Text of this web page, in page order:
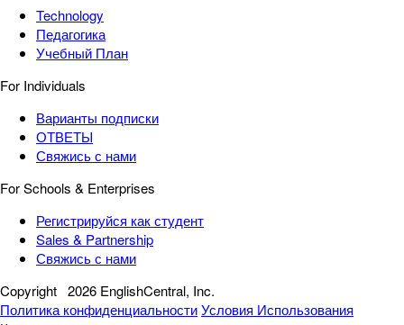
Technology
Педагогика
Учебный План
For Individuals
Варианты подписки
ОТВЕТЫ
Свяжись с нами
For Schools & Enterprises
Регистрируйся как студент
Sales & Partnership
Свяжись с нами
Copyright 2026 EnglishCentral, Inc.
Политика конфиденциальностиУсловия Использования